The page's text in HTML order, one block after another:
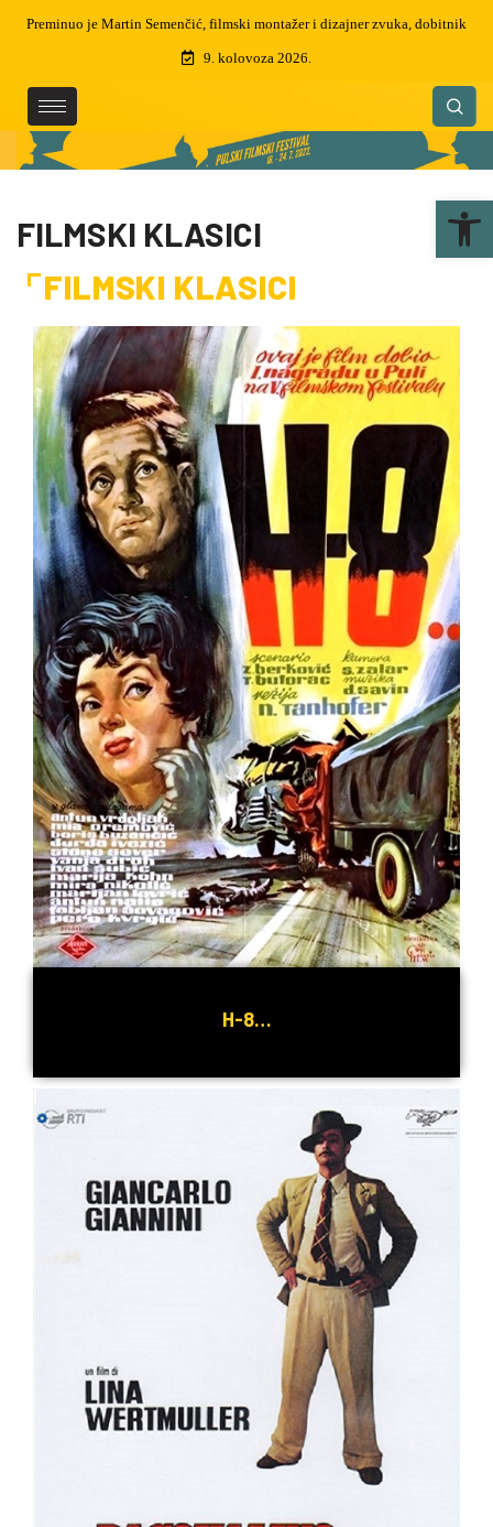
Preminuo je Martin Semenčić, filmski montažer i dizajner zvuka, dobitnik
čak 5 zlatnih arena
9. kolovoza 2026.
FILMSKI KLASICI
FILMSKI KLASICI
H-8…
Detaljnije